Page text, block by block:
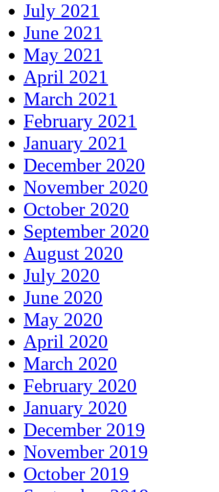
July 2021
June 2021
May 2021
April 2021
March 2021
February 2021
January 2021
December 2020
November 2020
October 2020
September 2020
August 2020
July 2020
June 2020
May 2020
April 2020
March 2020
February 2020
January 2020
December 2019
November 2019
October 2019